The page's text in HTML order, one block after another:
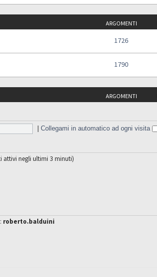
ARGOMENTI
1726
1790
ARGOMENTI
|Collegami in automatico ad ogni visita
attivi negli ultimi 3 minuti)
roberto.balduini